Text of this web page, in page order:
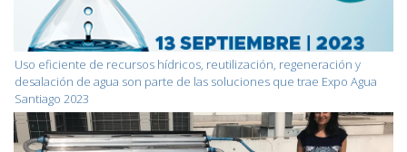
Uso eficiente de recursos hídricos, reutilización, regeneración y
desalación de agua son parte de las soluciones que trae Expo Agua
Santiago 2023